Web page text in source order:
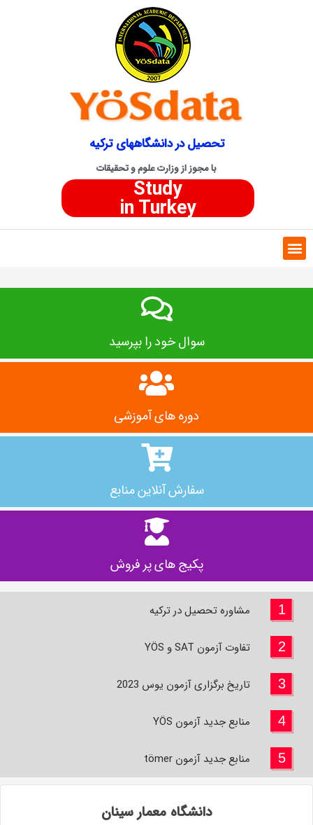
تحصیل در دانشگاههای ترکیه
با مجوز از وزارت علوم و تحقیقات
Study
in Turkey
سوال خود را بپرسید
دوره های آموزشی
سفارش آنلاین منابع
پکیج‌ های پر فروش
1 مشاوره تحصیل در ترکیه
2 تفاوت آزمون SAT و YÖS
3 تاریخ برگزاری آزمون یوس 2023
4 منابع جدید آزمون YÖS
5 منابع جدید آزمون tömer
دانشگاه معمار سینان